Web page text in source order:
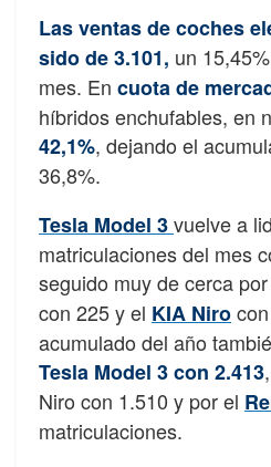
Las ventas de coches
sido de 3.101, un
mes. En cuota de
híbridos enchufables, en
42,1%, dejando el
36,8%.
Tesla Model 3vuelve a
matriculaciones del mes
seguido muy de cerca
con 225 y el KIA Niro
acumulado del año
Tesla Model 3 con 2.413
Niro con 1.510 y por el
matriculaciones.